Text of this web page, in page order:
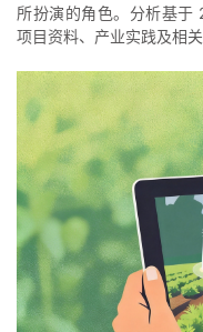
所扮演的角色。分析基于
项目资料、产业实践及相关